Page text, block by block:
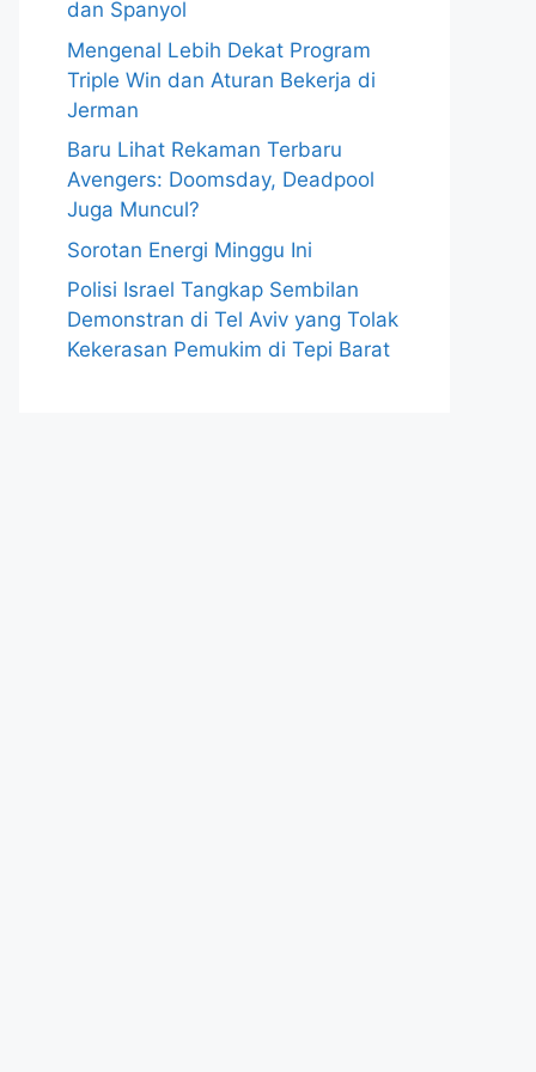
dan Spanyol
Mengenal Lebih Dekat Program
Triple Win dan Aturan Bekerja di
Jerman
Baru Lihat Rekaman Terbaru
Avengers: Doomsday, Deadpool
Juga Muncul?
Sorotan Energi Minggu Ini
Polisi Israel Tangkap Sembilan
Demonstran di Tel Aviv yang Tolak
Kekerasan Pemukim di Tepi Barat